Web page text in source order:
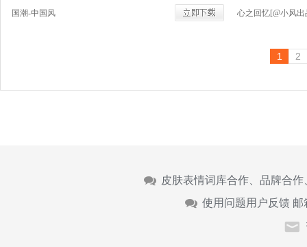
国潮-中国风 心之回忆[@小风出
1 2
皮肤表情词库合作、品牌合
使用问题用户反馈 邮